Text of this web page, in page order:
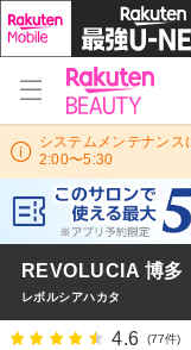
システムメンテナン
2:00〜5:30
REVOLUCIA 博多
レボルシアハカタ
4.6 (77件)